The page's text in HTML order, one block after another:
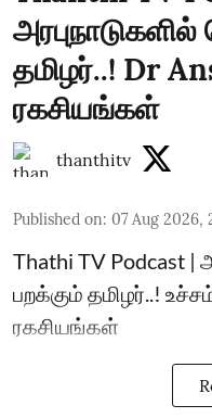
தமிழர்..! Dr
ரகசியங்கள்
thanthitv
Published on: 07 Aug 2026,
Thathi TV Podcast |
பறக்கும் தமிழர்..!
ரகசியங்கள்